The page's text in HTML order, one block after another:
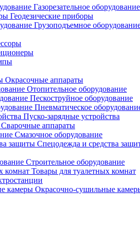
Газорезательное оборудование
Геодезические приборы
Грузоподъемное
Окрасочные аппараты
Отопительное оборудование
Пескоструйное оборудование
Пневматическое
Пуско-зарядные устройства
Сварочные аппараты
Смазочное оборудование
Спецодежда и средства
Строительное оборудование
Товары для туалетных комнат
Окрасочно-сушильные